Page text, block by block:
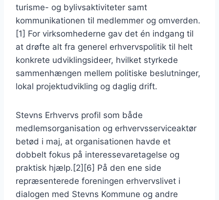
turisme- og bylivsaktiviteter samt
kommunikationen til medlemmer og omverden.
[1] For virksomhederne gav det én indgang til
at drøfte alt fra generel erhvervspolitik til helt
konkrete udviklingsideer, hvilket styrkede
sammenhængen mellem politiske beslutninger,
lokal projektudvikling og daglig drift.
Stevns Erhvervs profil som både
medlemsorganisation og erhvervsserviceaktør
betød i maj, at organisationen havde et
dobbelt fokus på interessevaretagelse og
praktisk hjælp.[2][6] På den ene side
repræsenterede foreningen erhvervslivet i
dialogen med Stevns Kommune og andre